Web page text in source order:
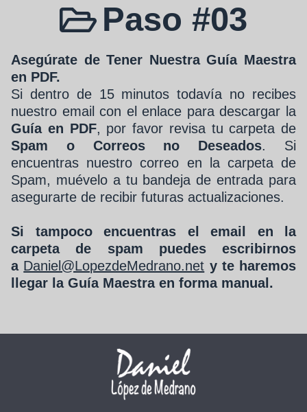
Paso #03
Asegúrate de Tener Nuestra Guía Maestra
en PDF.
Si dentro de 15 minutos todavía no recibes
nuestro email con el enlace para descargar la
Guía en PDF, por favor revisa tu carpeta de
Spam o Correos no Deseados. Si
encuentras nuestro correo en la carpeta de
Spam, muévelo a tu bandeja de entrada para
asegurarte de recibir futuras actualizaciones.
Si tampoco encuentras el email en la
carpeta de spam puedes escribirnos
a Daniel@LopezdeMedrano.net y te haremos
llegar la Guía Maestra en forma manual.